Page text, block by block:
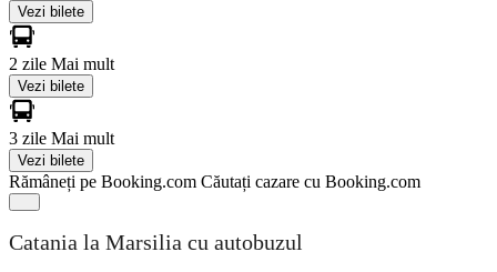
Vezi bilete
2 zile Mai mult
Vezi bilete
3 zile Mai mult
Vezi bilete
Rămâneți pe Booking.com Căutați cazare cu Booking.com
Catania la Marsilia cu autobuzul